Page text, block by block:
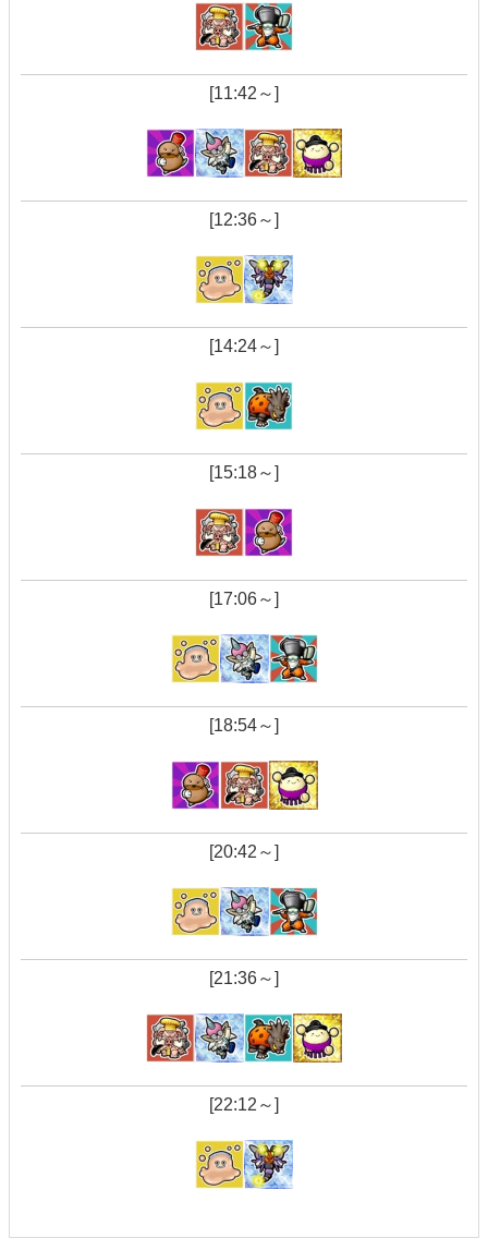
[11:42～]
[12:36～]
[14:24～]
[15:18～]
[17:06～]
[18:54～]
[20:42～]
[21:36～]
[22:12～]